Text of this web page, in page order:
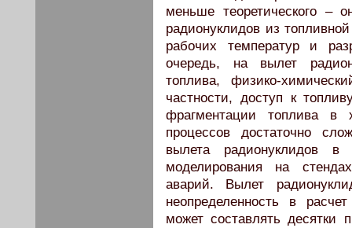
меньше теоретического –
радионуклидов из
рабочих температур и
очередь, на вылет
топлива, физико-
частности, доступ к
фрагментации топлива в
процессов достаточно
вылета радионуклидов в
моделирования на
аварий. Вылет
неопределенность в
может составлять десятки